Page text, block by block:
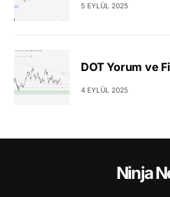
5 EYLÜL 2025
DOT Yorum ve
4 EYLÜL 2025
Ninja